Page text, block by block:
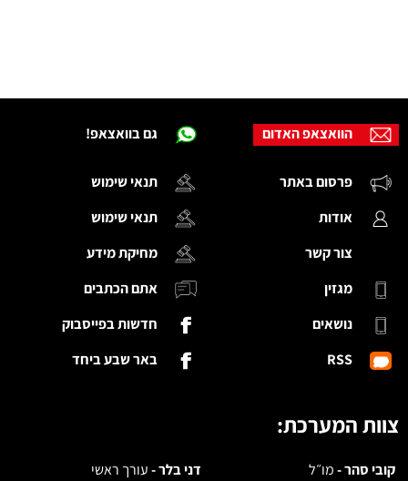
גם בוואצאפ!
תנאי שימוש
תנאי שימוש
מחיקת מידע
אתם הכתבים
חדשות בפייסבוק
באר שבע ביחד
הוואצאפ האדום
פרסום באתר
אודות
צור קשר
מגזין
נושאים
RSS
צוות המערכת:
קובי סהר -מו״ל דני בלר -עורך ראשי